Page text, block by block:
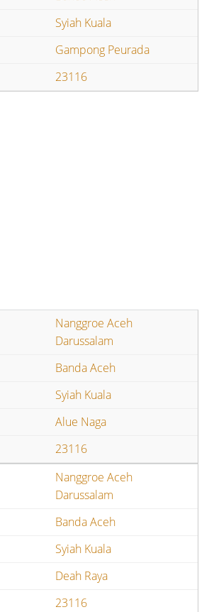
Syiah Kuala
Gampong Peurada
23116
Nanggroe Aceh
Darussalam
Banda Aceh
Syiah Kuala
Alue Naga
23116
Nanggroe Aceh
Darussalam
Banda Aceh
Syiah Kuala
Deah Raya
23116